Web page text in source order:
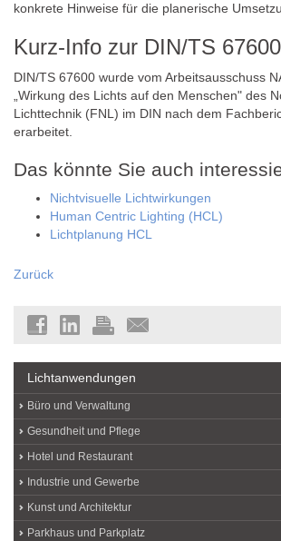
konkrete Hinweise für die planerische
Kurz-Info zur DIN/TS 67600
DIN/TS 67600 wurde vom Arbeitsausschuss
„Wirkung des Lichts auf den Menschen" des
Lichttechnik (FNL) im DIN nach dem
erarbeitet.
Das könnte Sie auch
Nichtvisuelle Lichtwirkungen
Human Centric Lighting (HCL)
Lichtplanung HCL
Zurück
Lichtanwendungen
Büro und Verwaltung
Gesundheit und Pflege
Hotel und Restaurant
Industrie und Gewerbe
Kunst und Architektur
Parkhaus und Parkplatz